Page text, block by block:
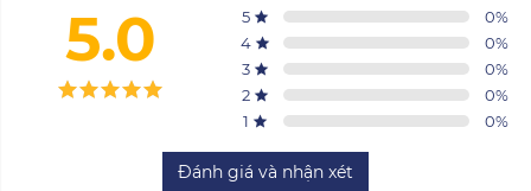
5.0 5 0%
4
0%
3
0%
2
0%
1
0%
Đánh giá và nhận xét